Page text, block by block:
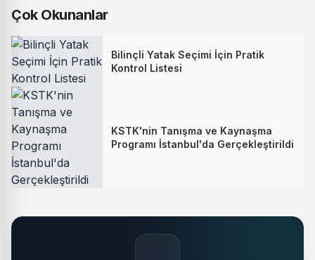
Çok Okunanlar
Bilinçli Yatak Seçimi İçin Pratik
Kontrol Listesi
KSTK'nin Tanışma ve Kaynaşma
Programı İstanbul'da Gerçekleştirildi